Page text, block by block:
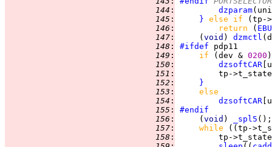
144 :
dzparam
145 : } else if
(tp-
146 : return (
147 :
     (
void ) dzmctl
148 : #ifdef
149 : if (dev & 0200
150 : dzsoftCAR
151 :
tp-
152 :
}
153 :
else
154 : dzsoftCAR
155 :
#endif
156 :
     (
void )
_spl5
157 : while
((tp-
158 :
tp-